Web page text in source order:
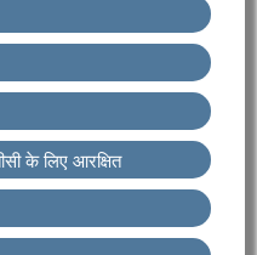
के लिए आरक्षित